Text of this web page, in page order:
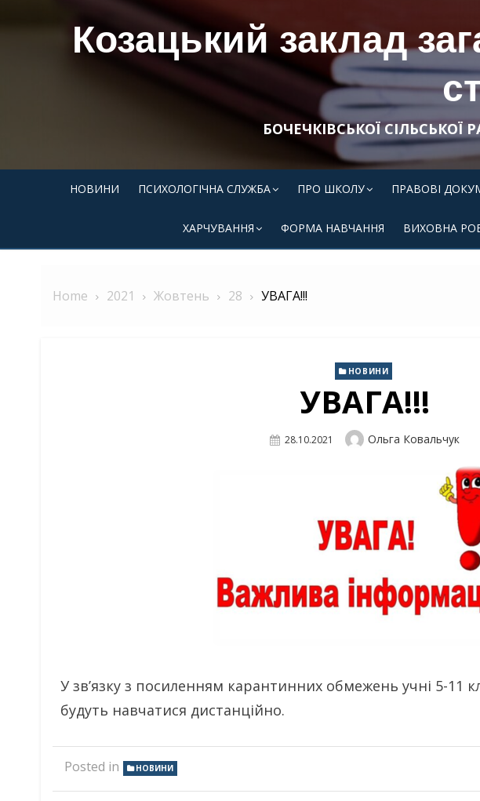
Козацький заклад
БОЧЕЧКІВСЬКОЇ
НОВИНИ ПСИХОЛОГІЧНА СЛУЖБА ПРО ШКОЛУ ПРАВОВІ
ХАРЧУВАННЯ ФОРМА НАВЧАННЯ ВИХОВНА
Home 2021 Жовтень 28 УВАГА!!!
НОВИНИ
УВАГА!!!
Posted
28.10.2021 Author
Ольга Ковальчук
У зв’язку з посиленням карантинних обмежень учні 5-11
будуть навчатися дистанційно.
Posted in НОВИНИ